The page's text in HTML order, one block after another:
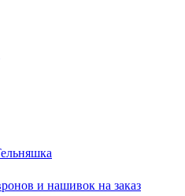
и нашивок на заказ